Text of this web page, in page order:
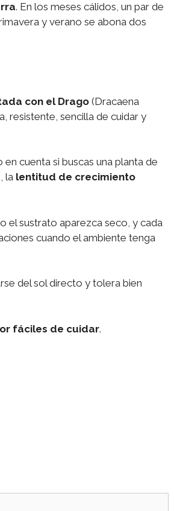
. En los meses cálidos, un par de
y verano se abona dos
con el Drago (Dracaena
resistente, sencilla de cuidar y
cuenta si buscas una planta de
la lentitud de crecimiento
el sustrato aparezca seco, y cada
cuando el ambiente tenga
del sol directo y tolera bien
fáciles de cuidar.